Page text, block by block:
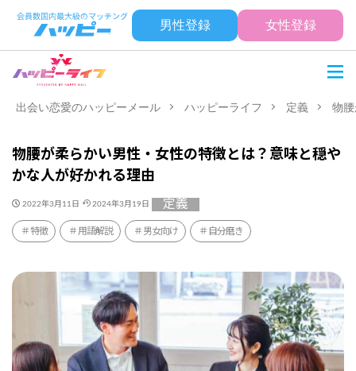
男性登録 女性登録
出会い恋愛のハッピーメール ハッピーライフ 定義 物
物腰が柔らかい男性・女性の特徴とは？意味と穏や
かな人が好かれる理由
2022年3月11日 2024年3月19日 定義
特徴 用語解説 男女向け 自分磨き